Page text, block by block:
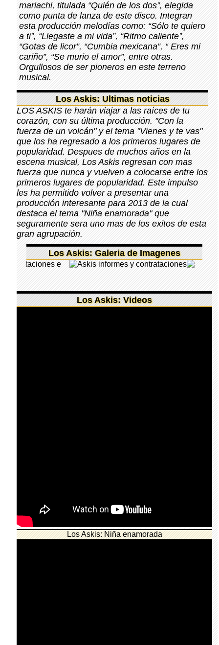
mariachi, titulada “Quién de los dos”, elegida
como punta de lanza de este disco. Integran
esta producción melodías como: “Sólo te quiero
a ti”, “Llegaste a mi vida”, “Ritmo caliente”,
“Gotas de licor”, “Cumbia mexicana”, “ Eres mi
cariño”, “Se murio el amor”, entre otras.
Orgullosos de ser pioneros en este terreno
musical.
Los Askis: Ultimas noticias
LOS ASKIS te harán viajar a las raíces de tu
corazón, con su última producción. "Con la
fuerza de un volcán" y el tema "Vienes y te vas"
que los ha regresado a los primeros lugares de
popularidad. Despues de muchos años en la
escena musical, Los Askis regresan con mas
fuerza que nunca y vuelven a colocarse entre los
primeros lugares de popularidad. Este impulso
les ha permitido volver a presentar una
producción interesante para 2013 de la cual
destaca el tema "Niña enamorada" que
seguramente sera uno mas de los exitos de esta
gran agrupación.
Los Askis: Galeria de Imagenes
Los Askis: Videos
Los Askis: Niña enamorada